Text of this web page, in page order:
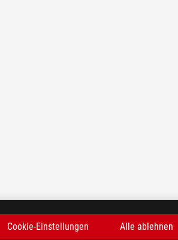
Cookie-Einstellungen Alle ablehnen